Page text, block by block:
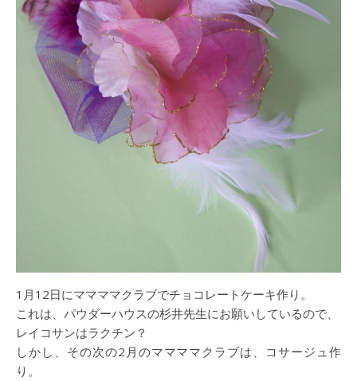
1月12日にママママクラブでチョコレートケーキ作り。
これは、パウダーハウスの杉井先生にお願いしているので、
レイコサンはラクチン？
しかし、その次の2月のママママクラブは、コサージュ作
り。